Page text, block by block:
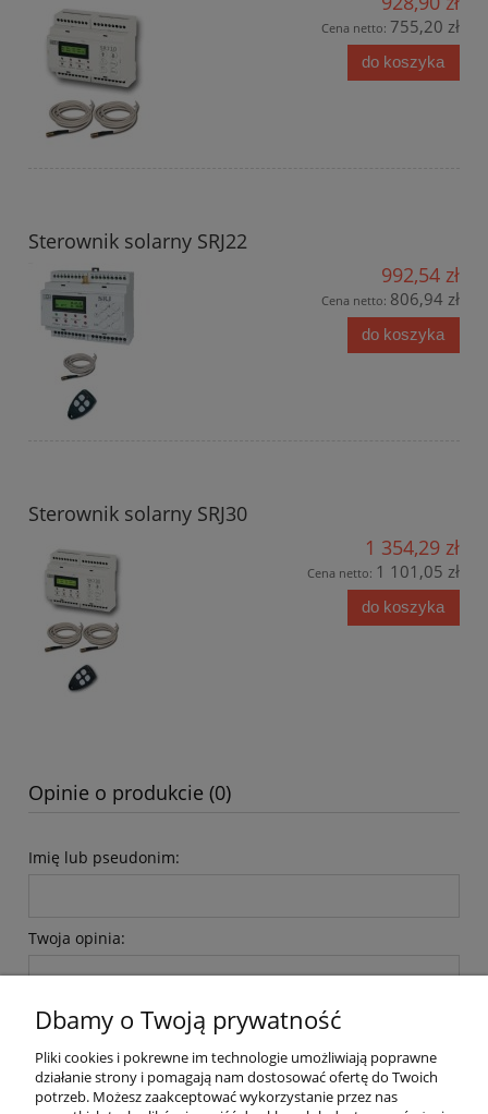
Cena netto: 755,20 zł
do koszyka
Sterownik solarny SRJ22
992,54 zł
Cena netto: 806,94 zł
do koszyka
Sterownik solarny SRJ30
1 354,29 zł
Cena netto: 1 101,05 zł
do koszyka
Opinie o produkcie (0)
Imię lub pseudonim:
Twoja opinia:
Dbamy o Twoją prywatność
Pliki cookies i pokrewne im technologie umożliwiają poprawne
działanie strony i pomagają nam dostosować ofertę do Twoich
potrzeb. Możesz zaakceptować wykorzystanie przez nas